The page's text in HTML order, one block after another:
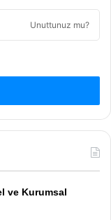
Unuttunuz mu?
ve Kurumsal